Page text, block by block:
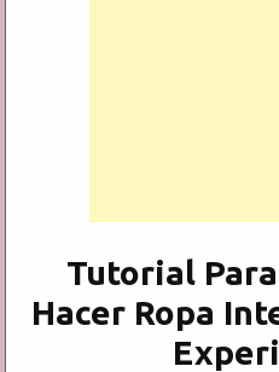
Tutorial
Hacer Ropa